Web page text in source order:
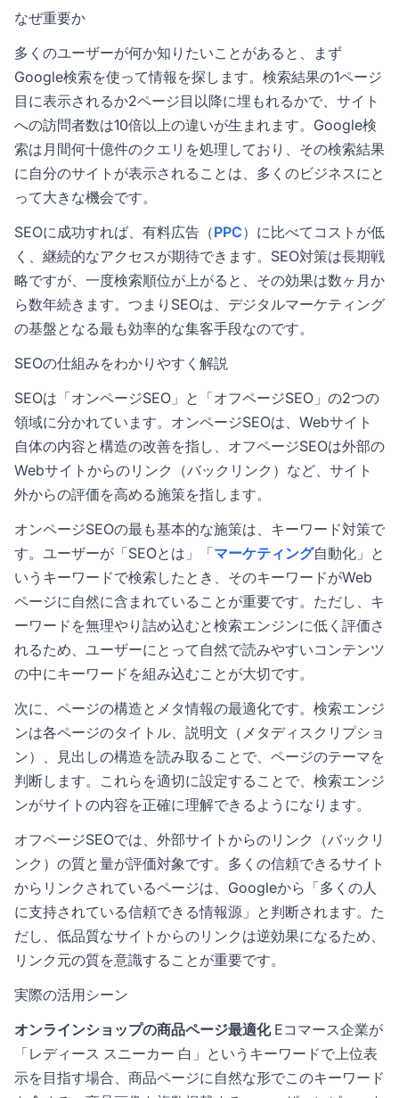
なぜ重要か
多くのユーザーが何か知りたいことがあると、まず
Google検索を使って情報を探します。検索結果の1ページ
目に表示されるか2ページ目以降に埋もれるかで、サイト
への訪問者数は10倍以上の違いが生まれます。Google検
索は月間何十億件のクエリを処理しており、その検索結果
に自分のサイトが表示されることは、多くのビジネスにと
って大きな機会です。
SEOに成功すれば、有料広告（PPC）に比べてコストが低
く、継続的なアクセスが期待できます。SEO対策は長期戦
略ですが、一度検索順位が上がると、その効果は数ヶ月か
ら数年続きます。つまりSEOは、デジタルマーケティング
の基盤となる最も効率的な集客手段なのです。
SEOの仕組みをわかりやすく解説
SEOは「オンページSEO」と「オフページSEO」の2つの
領域に分かれています。オンページSEOは、Webサイト
自体の内容と構造の改善を指し、オフページSEOは外部の
Webサイトからのリンク（バックリンク）など、サイト
外からの評価を高める施策を指します。
オンページSEOの最も基本的な施策は、キーワード対策で
す。ユーザーが「SEOとは」「マーケティング自動化」と
いうキーワードで検索したとき、そのキーワードがWeb
ページに自然に含まれていることが重要です。ただし、キ
ーワードを無理やり詰め込むと検索エンジンに低く評価さ
れるため、ユーザーにとって自然で読みやすいコンテンツ
の中にキーワードを組み込むことが大切です。
次に、ページの構造とメタ情報の最適化です。検索エンジ
ンは各ページのタイトル、説明文（メタディスクリプショ
ン）、見出しの構造を読み取ることで、ページのテーマを
判断します。これらを適切に設定することで、検索エンジ
ンがサイトの内容を正確に理解できるようになります。
オフページSEOでは、外部サイトからのリンク（バックリ
ンク）の質と量が評価対象です。多くの信頼できるサイト
からリンクされているページは、Googleから「多くの人
に支持されている信頼できる情報源」と判断されます。た
だし、低品質なサイトからのリンクは逆効果になるため、
リンク元の質を意識することが重要です。
実際の活用シーン
オンラインショップの商品ページ最適化Eコマース企業が
「レディース スニーカー 白」というキーワードで上位表
示を目指す場合、商品ページに自然な形でこのキーワード